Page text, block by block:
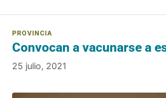
Convocan a vacunarse a
25 julio, 2021